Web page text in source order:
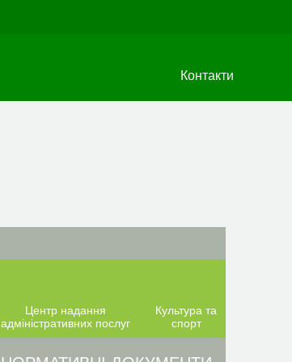
Контакти
Центр надання
адміністративних послуг
Культура та
спорт